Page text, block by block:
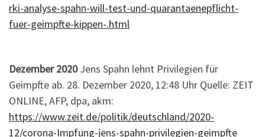
rki-analyse-spahn-will-test-und-quarantaenepflicht-
fuer-geimpfte-kippen-.html
Dezember 2020Jens Spahn lehnt Privilegien für
Geimpfte ab. 28. Dezember 2020, 12:48 Uhr Quelle: ZEIT
ONLINE, AFP, dpa, akm:
https://www.zeit.de/politik/deutschland/2020-
12/corona-Impfung-jens-spahn-privilegien-geimpfte